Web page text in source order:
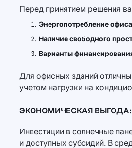
Перед принятием решения
Энергопотребление офиса
Наличие свободного
Варианты
Для офисных зданий
учетом нагрузки на
ЭКОНОМИЧЕСКАЯ
Инвестиции в солнечные
и доступных субсидий. В